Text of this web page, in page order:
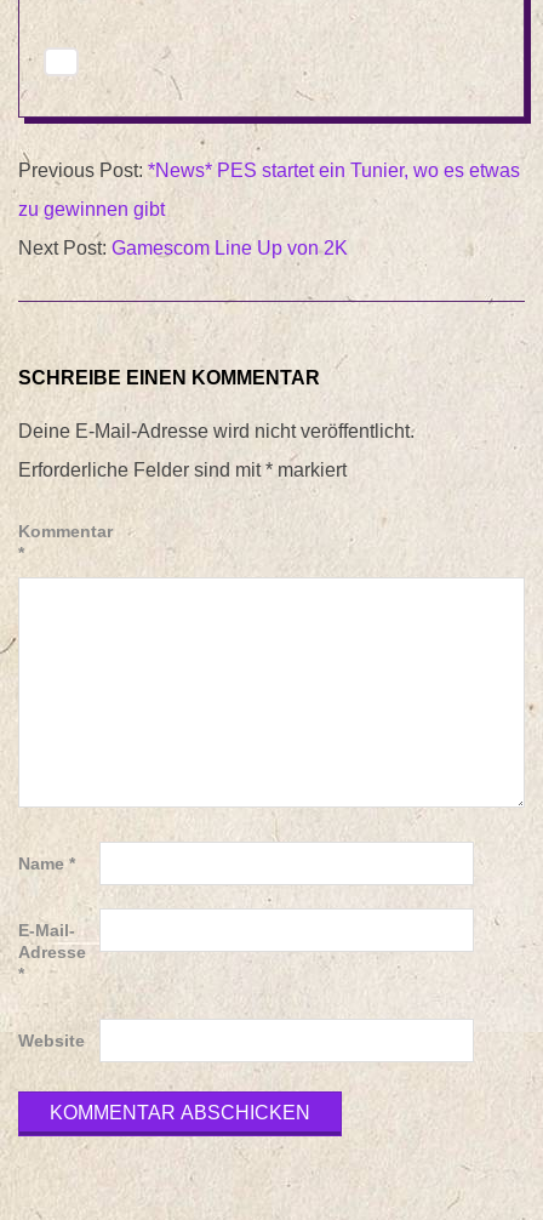
2015-
07-
28
Previous Post: *News* PES startet ein Tunier, wo es etwas
zu gewinnen gibt
Next Post: Gamescom Line Up von 2K
SCHREIBE EINEN KOMMENTAR
Deine E-Mail-Adresse wird nicht veröffentlicht.
Erforderliche Felder sind mit* markiert
Kommentar
*
Name *
E-Mail-
Adresse
*
Website